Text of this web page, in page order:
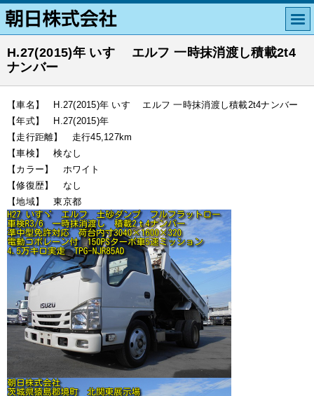
H.27(2015)年 いすゞ エルフ 一時抹消渡し積載2t4
ナンバー
【車名】 H.27(2015)年 いすゞ エルフ 一時抹消渡し積載2t4ナンバー
【年式】 H.27(2015)年
【走行距離】 走行45,127km
【車検】 検なし
【カラー】 ホワイト
【修復歴】 なし
【地域】 東京都